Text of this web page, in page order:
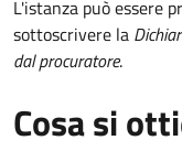
L'istanza può essere
sottoscrivere la
dal procuratore.
Cosa si